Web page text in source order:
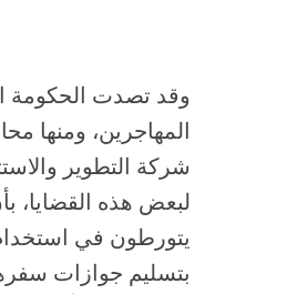
وقد تصدت الحكومة
المهاجرين، ومنها
شركة التطوير
لبعض هذه القضايا،
يتورطون في
بتسليم جوازات